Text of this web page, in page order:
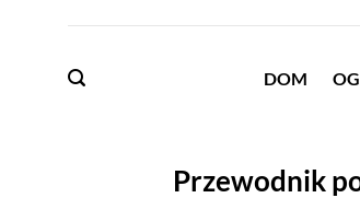
DOM
Przewodnik